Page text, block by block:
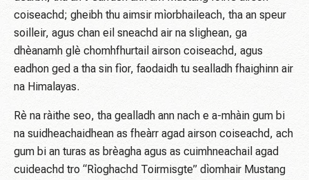
coiseachd; gheibh thu aimsir mìorbhaileach, tha an speur
soilleir, agus chan eil sneachd air na slighean, ga
dhèanamh glè chomhfhurtail airson coiseachd, agus
eadhon ged a tha sin fìor, faodaidh tu sealladh fhaighinn air
na Himalayas.
Rè na ràithe seo, tha gealladh ann nach e a-mhàin gum bi
na suidheachaidhean as fheàrr agad airson coiseachd, ach
gum bi an turas as brèagha agus as cuimhneachail agad
cuideachd tro “Rìoghachd Toirmisgte” dìomhair Mustang